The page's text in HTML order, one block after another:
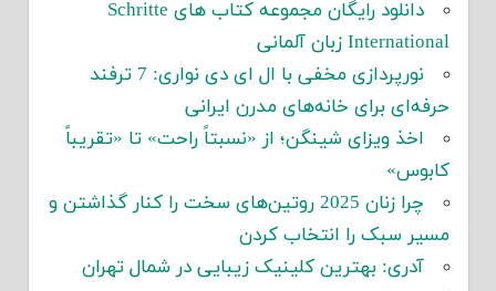
دانلود رایگان مجموعه کتاب های Schritte
International زبان آلمانی
نورپردازی مخفی با ال ای دی نواری: 7 ترفند
حرفه‌ای برای خانه‌های مدرن ایرانی
اخذ ویزای شینگن؛ از «نسبتاً راحت» تا «تقریباً
کابوس»
چرا زنان 2025 روتین‌های سخت را کنار گذاشتن و
مسیر سبک را انتخاب کردن
آدری: بهترین کلینیک زیبایی در شمال تهران